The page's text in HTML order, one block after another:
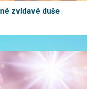
zvídavé duše